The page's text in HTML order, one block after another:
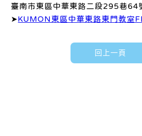
臺南市東區中華東路二段295巷64
➤KUMON東區中華東路東門教室